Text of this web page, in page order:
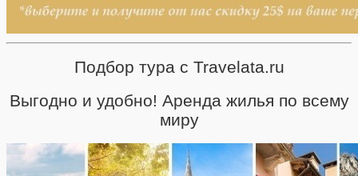
Подбор тура с Travelata.ru
Выгодно и удобно! Аренда жилья по всему
миру